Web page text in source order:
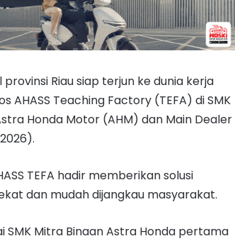
Riau siap terjun ke dunia kerja
Teaching Factory (TEFA) di SMK
Honda Motor (AHM) dan Main Dealer
TEFA hadir memberikan solusi
dan mudah dijangkau masyarakat.
SMK Mitra Binaan Astra Honda pertama